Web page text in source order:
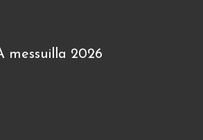
messuilla 2026